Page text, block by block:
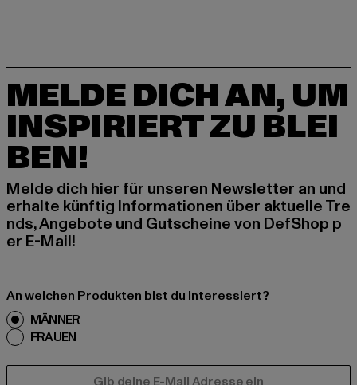
MELDE DICH AN, UM
INSPIRIERT ZU BLEI
BEN!
Melde dich hier für unseren Newsletter an und
erhalte künftig Informationen über aktuelle Tre
nds, Angebote und Gutscheine von DefShop p
er E-Mail!
An welchen Produkten bist du interessiert?
MÄNNER
FRAUEN